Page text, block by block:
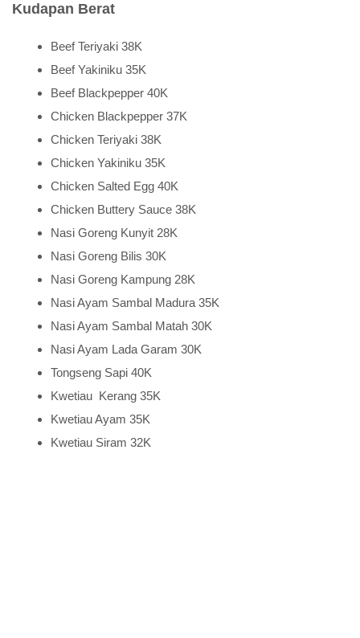
Kudapan Berat
Beef Teriyaki 38K
Beef Yakiniku 35K
Beef Blackpepper 40K
Chicken Blackpepper 37K
Chicken Teriyaki 38K
Chicken Yakiniku 35K
Chicken Salted Egg 40K
Chicken Buttery Sauce 38K
Nasi Goreng Kunyit 28K
Nasi Goreng Bilis 30K
Nasi Goreng Kampung 28K
Nasi Ayam Sambal Madura 35K
Nasi Ayam Sambal Matah 30K
Nasi Ayam Lada Garam 30K
Tongseng Sapi 40K
Kwetiau Kerang 35K
Kwetiau Ayam 35K
Kwetiau Siram 32K